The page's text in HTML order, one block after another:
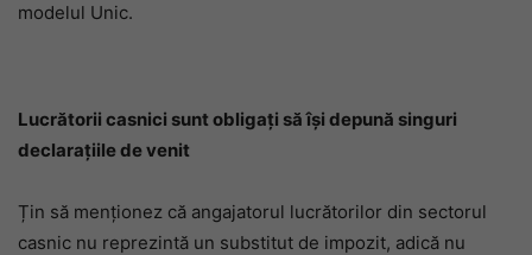
modelul Unic.
Lucrătorii casnici sunt obligați să își depună singuri
declarațiile de venit
Țin să menționez că angajatorul lucrătorilor din sectorul
casnic nu reprezintă un substitut de impozit, adică nu